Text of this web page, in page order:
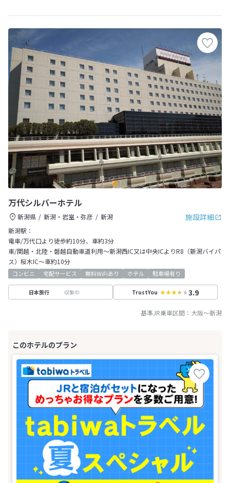
万代シルバーホテル
施設詳細
新潟県 新潟・岩室・弥彦
新潟
新潟駅：
電車/万代口より徒歩約10分、車約3分
車/関越・北陸・磐越自動車道利用～新潟西IC又は中央ICよりR8（新潟バイパ
ス）桜木IC～車約10分
コンビニ 宅配サービス 無料WiFiあり ホテル 駐車場有り
日本旅行 収集中 TrustYou 3.9
基準JR乗車区間： 大阪～新潟